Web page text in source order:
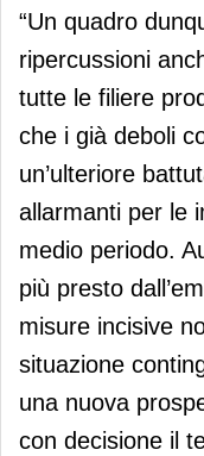
“Un quadro
ripercussioni
tutte le filiere
che i già deboli
un’ulteriore
allarmanti per le
medio periodo.
più presto
misure incisive
situazione
una nuova
con decisione il